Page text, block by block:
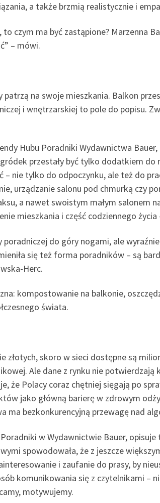
a także brzmią realistycznie i
czym ma być zastąpione? Marzenna
– mówi.
patrzą na swoje mieszkania. Balkon
i wnętrzarskiej to pole do popisu.
Hubu Poradniki Wydawnictwa
przestały być tylko dodatkiem do
– nie tylko do odpoczynku, ale też do
urządzanie salonu pod chmurką czy
a nawet swoistym małym salonem
mieszkania i część codziennego życia
do góry nogami, ale
się też forma poradników – są
Herc.
kompostowanie na balkonie,
świata.
złotych, skoro w sieci dostępne są
Ale dane z rynku nie
że Polacy coraz chętniej sięgają po
jako główną barierę w zdrowym
ma bezkonkurencyjną przewagę nad
w Wydawnictwie Bauer,
spowodowała, że z jeszcze
i zaufanie do prasy, by
komunikowania się z czytelnikami –
motywujemy.